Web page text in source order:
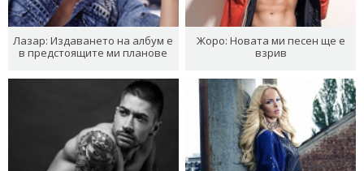
Лазар: Издаването на албум е
в предстоящите ми планове
Жоро: Новата ми песен ще е
взрив